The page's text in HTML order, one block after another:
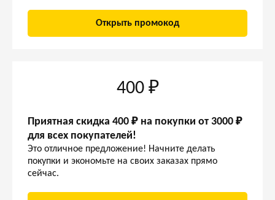
Открыть промокод
400 ₽
Приятная скидка 400 ₽ на покупки от 3000 ₽
для всех покупателей!
Это отличное предложение! Начните делать
покупки и экономьте на своих заказах прямо
сейчас.